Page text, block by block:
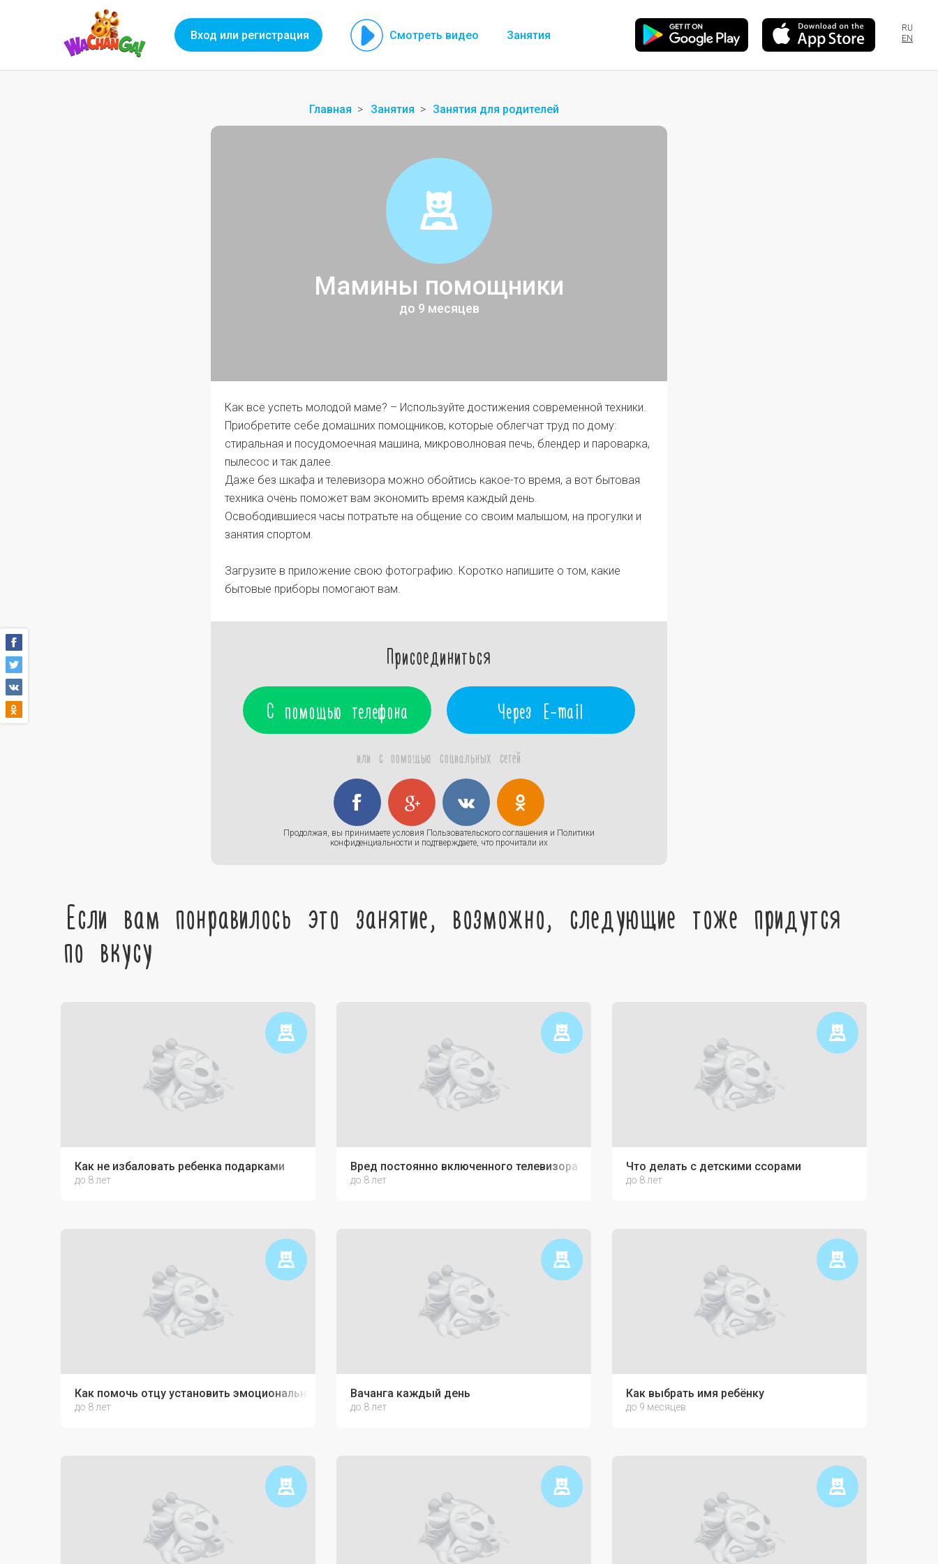
Вход или регистрация Смотреть видео Занятия
RU
EN
Главная Занятия Занятия для родителей
Мамины помощники
до 9 месяцев
Как все успеть молодой маме? – Используйте достижения современной техники.
Приобретите себе домашних помощников, которые облегчат труд по дому:
стиральная и посудомоечная машина, микроволновая печь, блендер и пароварка,
пылесос и так далее.
Даже без шкафа и телевизора можно обойтись какое-то время, а вот бытовая
техника очень поможет вам экономить время каждый день.
Освободившиеся часы потратьте на общение со своим малышом, на прогулки и
занятия спортом.
Загрузите в приложение свою фотографию. Коротко напишите о том, какие
бытовые приборы помогают вам.
Присоединиться
С помощью телефона Через E-mail
или с помощью социальных сетей
Продолжая, вы принимаете условия Пользовательского соглашения и Политики
конфиденциальности и подтверждаете, что прочитали их
Если вам понравилось это занятие, возможно, следующие тоже придутся
по вкусу
Как не избаловать ребенка подарками
до 8 лет
Вред постоянно включенного телевизора
до 8 лет
Что делать с детскими ссорами
до 8 лет
Как помочь отцу установить эмоциональную связь с ребёнком
до 8 лет
Вачанга каждый день
до 8 лет
Как выбрать имя ребёнку
до 9 месяцев